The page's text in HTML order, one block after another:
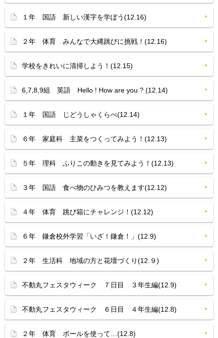
１年 国語 新しい漢字を学ぼう(12.16)
２年 体育 みんなで大縄跳びに挑戦！(12.16)
学校をきれいに清掃しよう！(12.15)
6,7,8,9組 英語 Hello ! How are you ? (12.14)
１年 国語 じどうしゃくらべ(12.14)
６年 家庭科 主菜をつくってみよう！(12.13)
５年 理科 ふりこの動きを見てみよう！(12.13)
３年 国語 食べ物のひみつを教えます(12.12)
４年 体育 跳び箱にチャレンジ！(12.12)
６年 鎌倉校外学習「いざ！鎌倉！」(12.9)
２年 生活科 地域の方と花壇づくり(12.９)
不動丸フェスタウィーク ７日目 ３年生編(12.9)
不動丸フェスタウィーク ６日目 ４年生編(12.8)
２年 体育 ボールを使って…(12.8)